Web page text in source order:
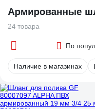
Армированные
24 товара
По
Наличие в магазинах